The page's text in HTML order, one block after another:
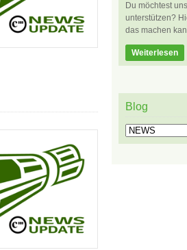
Du möchtest
unterstützen?
das machen
Weiterlesen
Blog
Blog